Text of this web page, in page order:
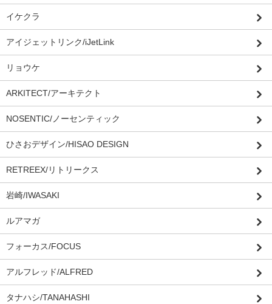
イケクラ
アイジェットリンク/iJetLink
リョウケ
ARKITECT/アーキテクト
NOSENTIC/ノーセンティック
ひさおデザイン/HISAO DESIGN
RETREEX/リトリークス
岩崎/IWASAKI
ルアマガ
フォーカス/FOCUS
アルフレッド/ALFRED
タナハシ/TANAHASHI